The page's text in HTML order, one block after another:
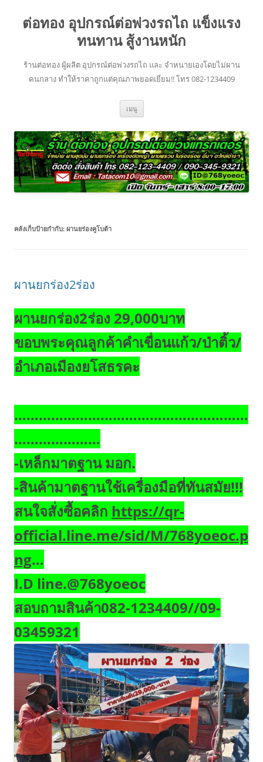
เนื้อหา
ต่อทอง อุปกรณ์ต่อพ่วงรถไถ แข็งแรง
ทนทาน สู้งานหนัก
ร้านต่อทอง ผู้ผลิต อุปกรณ์ต่อพ่วงรถไถ และ จำหนายเองโดยไม่ผาน
คนกลาง ทำให้ราคาถูกแต่คุณภาพยอดเยี่ยม!! โทร 082-1234409
เมนู
คลังเก็บป้ายกำกับ: ผานยร่องคูโบต้า
ผานยกร่อง2ร่อง
ผานยกร่อง2ร่อง 29,000บาท
ขอบพระคุณลูกค้าคำเขื่อนแก้ว/ป่าติ้ว/
อำเภอเมืองยโสธรคะ
…………………………………………………
…………………
-เหล็กมาตฐาน มอก.
-สินค้ามาตฐานใช้เครื่องมือที่ทันสมัย!!!
สนใจสั่งซื้อคลิก https://qr-
official.line.me/sid/M/768yoeoc.p
ng…
I.D line.@768yoeoc
สอบถามสินค้า082-1234409//09-
03459321